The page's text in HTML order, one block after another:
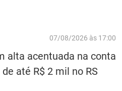
07/08/2026 às 17:00
alta acentuada na conta
até R$ 2 mil no RS